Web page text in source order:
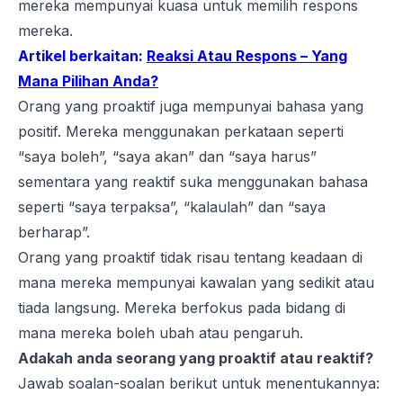
mereka mempunyai kuasa untuk memilih respons
mereka.
Artikel berkaitan: Reaksi Atau Respons – Yang
Mana Pilihan Anda?
Orang yang proaktif juga mempunyai bahasa yang
positif. Mereka menggunakan perkataan seperti
“saya boleh”, “saya akan” dan “saya harus”
sementara yang reaktif suka menggunakan bahasa
seperti “saya terpaksa”, “kalaulah” dan “saya
berharap”.
Orang yang proaktif tidak risau tentang keadaan di
mana mereka mempunyai kawalan yang sedikit atau
tiada langsung. Mereka berfokus pada bidang di
mana mereka boleh ubah atau pengaruh.
Adakah anda seorang yang proaktif atau reaktif?
Jawab soalan-soalan berikut untuk menentukannya: